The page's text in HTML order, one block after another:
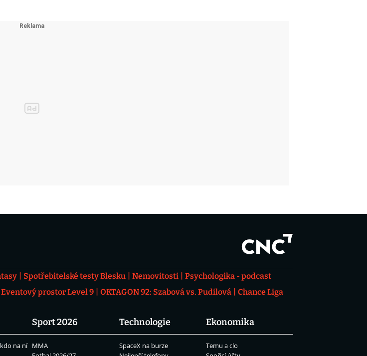
Spotřebitelské testy Blesku Nemovitosti
Psychologika - podcast
Eventový prostor Level 9 OKTAGON 92: Szabová vs. Pudilová
Chance Liga
na ní
Sport 2026
MMA
Technologie
SpaceX na burze
Ekonomika
Temu a clo